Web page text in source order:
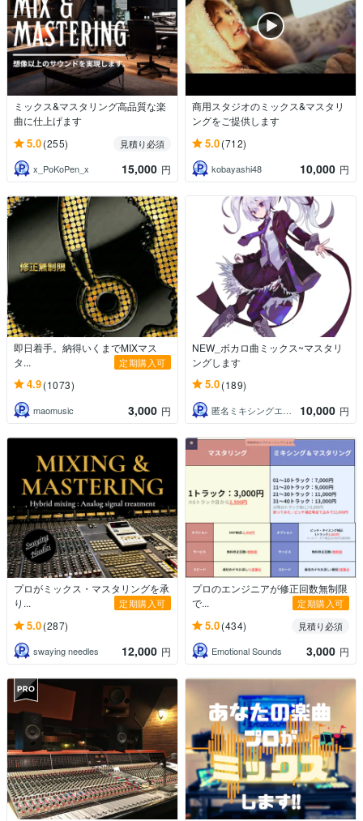
ミックス&マスタリング高品質な楽
曲に仕上げます
5.0(255)
見積り必須
x_PoKoPen_x
15,000 円
商用スタジオのミックス&マスタリ
ングをご提供します
5.0(712)
kobayashi48 10,000 円
即日着手。納得いくまでMIXマス
タ...
定期購入可
4.9(1073)
maomusic 3,000 円
NEW_ボカロ曲ミックス~マスタリ
ングします
5.0(189)
匿名ミキシングエンジニア 10,000 円
プロがミックス・マスタリングを承
り...
定期購入可
5.0(287)
swaying needles 12,000 円
プロのエンジニアが修正回数無制限
で...
定期購入可
5.0(434)
見積り必須
Emotional Sounds
3,000 円